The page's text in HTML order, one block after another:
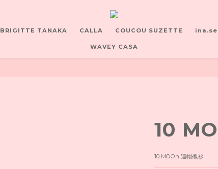
BRIGITTE TANAKA CALLA COUCOU SUZETTE
WAVEY CASA
10
10 MOOn 連帽襯衫